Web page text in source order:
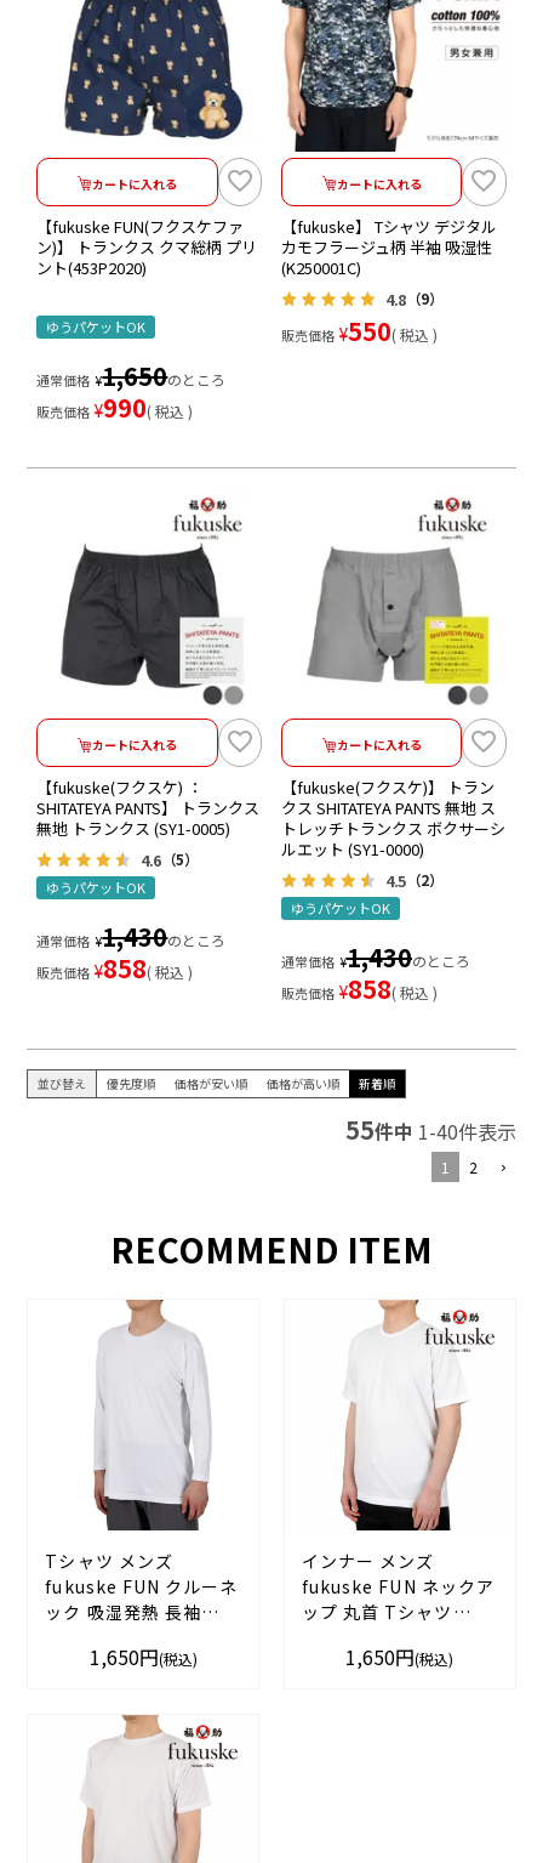
カートに入れる
【fukuske FUN(フクスケファ
ン)】 トランクス クマ総柄 プリ
ント(453P2020)
ゆうパケットOK
通常価格 ¥1,650のところ
販売価格 ¥990 税込
カートに入れる
【fukuske】 Tシャツ デジタル
カモフラージュ柄 半袖 吸湿性
(K250001C)
4.8 （9）
販売価格 ¥550 税込
カートに入れる
【fukuske(フクスケ) ：
SHITATEYA PANTS】 トランクス
無地 トランクス (SY1-0005)
4.6 （5）
ゆうパケットOK
通常価格 ¥1,430のところ
販売価格 ¥858 税込
カートに入れる
【fukuske(フクスケ)】 トラン
クス SHITATEYA PANTS 無地 ス
トレッチトランクス ボクサーシ
ルエット (SY1-0000)
4.5 （2）
ゆうパケットOK
通常価格 ¥1,430のところ
販売価格 ¥858 税込
並び替え 優先度順 価格が安い順 価格が高い順 新着順
55件中 1-40件表示
1 2
RECOMMEND ITEM
Tシャツ メンズ
fukuske FUN クルーネ
ック 吸湿発熱 長袖
サイズ ブラック ホワイ
ファン fukuske
1,650円(税込)
インナー メンズ
fukuske FUN ネックア
ップ 丸首 Tシャツ
Mサイズ Lサイズ LLサ
1,650円(税込)